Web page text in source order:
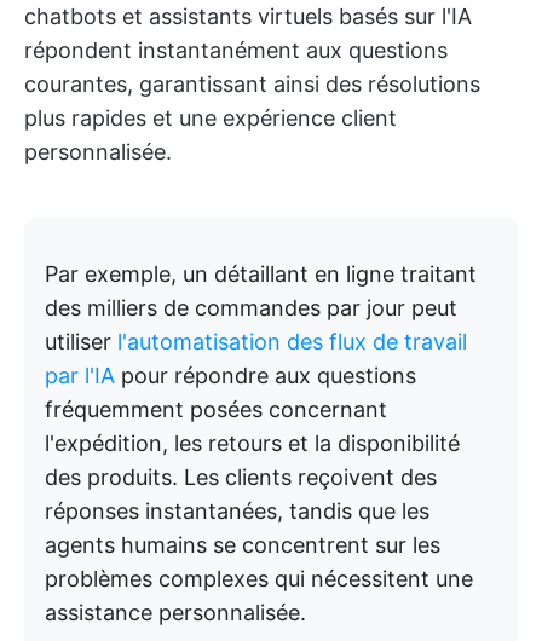
chatbots et assistants virtuels basés sur l'IA
répondent instantanément aux questions
courantes, garantissant ainsi des résolutions
plus rapides et une expérience client
personnalisée.
Par exemple, un détaillant en ligne traitant
des milliers de commandes par jour peut
utiliser l'automatisation des flux de travail
par l'IA pour répondre aux questions
fréquemment posées concernant
l'expédition, les retours et la disponibilité
des produits. Les clients reçoivent des
réponses instantanées, tandis que les
agents humains se concentrent sur les
problèmes complexes qui nécessitent une
assistance personnalisée.